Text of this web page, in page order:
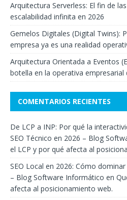
Arquitectura Serverless: El fin de
escalabilidad infinita en 2026
Gemelos Digitales (Digital Twins):
empresa ya es una realidad
Arquitectura Orientada a Eventos
botella en la operativa empresarial
COMENTARIOS RECIENTES
De LCP a INP: Por qué la
SEO Técnico en 2026 – Blog
el LCP y por qué afecta al
SEO Local en 2026: Cómo
– Blog Software Informático en
afecta al posicionamiento web.